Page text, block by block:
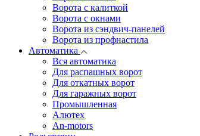
Ворота с калиткой
Ворота c окнами
Ворота из сэндвич-панелей
Ворота из профнастила
Автоматика
Вся автоматика
Для распашных ворот
Для откатных ворот
Для гаражных ворот
Промышленная
Алютех
An-motors